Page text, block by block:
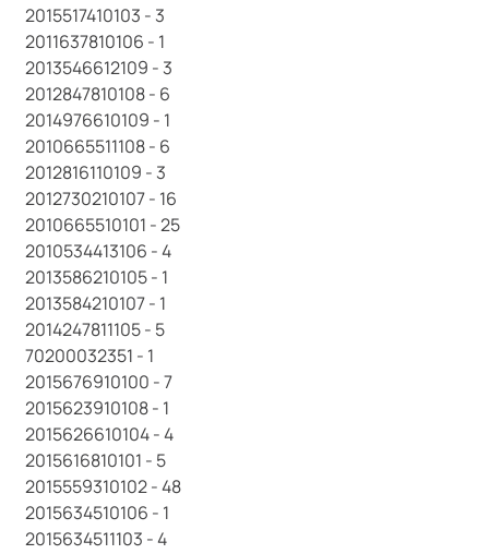
2015517410103 - 3
2011637810106 - 1
2013546612109 - 3
2012847810108 - 6
2014976610109 - 1
2010665511108 - 6
2012816110109 - 3
2012730210107 - 16
2010665510101 - 25
2010534413106 - 4
2013586210105 - 1
2013584210107 - 1
2014247811105 - 5
70200032351 - 1
2015676910100 - 7
2015623910108 - 1
2015626610104 - 4
2015616810101 - 5
2015559310102 - 48
2015634510106 - 1
2015634511103 - 4